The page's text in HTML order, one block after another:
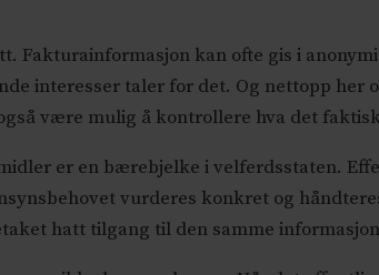
Fakturainformasjon kan ofte gis i
interesser taler for det. Og nettopp
være mulig å kontrollere hva det
er en bærebjelke i velferdsstaten.
vurderes konkret og
hatt tilgang til den samme